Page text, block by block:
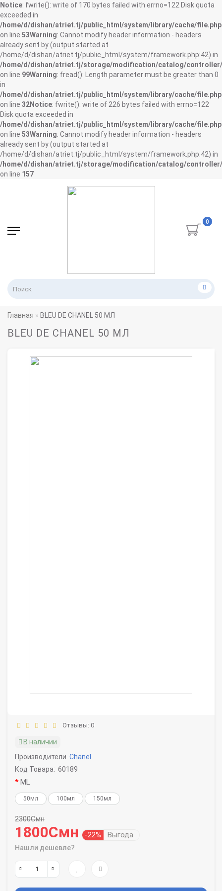
Notice: fwrite(): write of 170 bytes failed with errno=122 Disk quota
exceeded in
/home/d/dishan/atriet.tj/public_html/system/library/cache/file.php
on line 53Warning: Cannot modify header information - headers
already sent by (output started at
/home/d/dishan/atriet.tj/public_html/system/framework.php:42) in
/home/d/dishan/atriet.tj/storage/modification/catalog/
on line 99Warning: fread(): Length parameter must be greater than 0
in
/home/d/dishan/atriet.tj/public_html/system/library/cache/file.php
on line 32Notice: fwrite(): write of 226 bytes failed with errno=122
Disk quota exceeded in
/home/d/dishan/atriet.tj/public_html/system/library/cache/file.php
on line 53Warning: Cannot modify header information - headers
already sent by (output started at
/home/d/dishan/atriet.tj/public_html/system/framework.php:42) in
/home/d/dishan/atriet.tj/storage/modification/catalog/
on line 157
0
Главная BLEU DE CHANEL 50 МЛ
BLEU DE CHANEL 50 МЛ
Отзывы: 0
В наличии
Производители Chanel
Код Товара: 60189
ML
50мл 100мл 150мл
2300Смн
1800Смн -22% Выгода
Нашли дешевле?